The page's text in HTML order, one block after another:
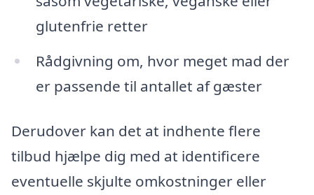
glutenfrie retter
Rådgivning om, hvor meget mad der
er passende til antallet af gæster
Derudover kan det at indhente flere
tilbud hjælpe dig med at identificere
eventuelle skjulte omkostninger eller